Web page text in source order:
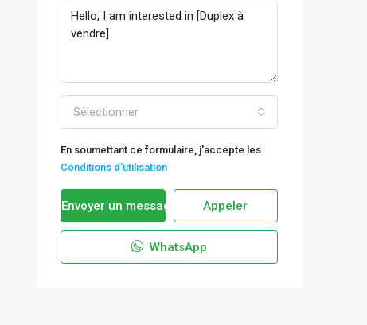
Sélectionner
En soumettant ce formulaire, j'accepte les
Conditions d'utilisation
Envoyer un message Appeler
WhatsApp